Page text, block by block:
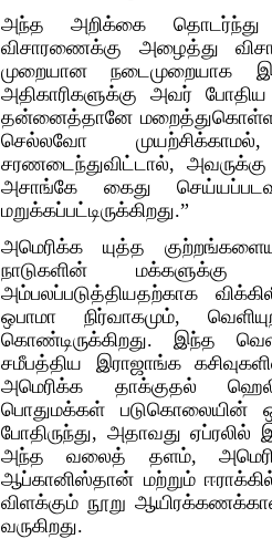
அந்த
அறிக்கை
தொடர்ந்து
விசாரணைக்கு
அழைத்து
முறையான
நடைமுறையாக
அதிகாரிகளுக்கு
அவர்
போதிய
தன்னைத்தானே
செல்லவோ
முயற்சிக்காமல்
சரணடைந்துவிட்டால்,அவருக்கு
அசாங்கே
கைது
மறுக்கப்பட்டிருக்கிறது.”
அமெரிக்க
யுத்த
நாடுகளின்
மக்களுக்கு
அம்பலப்படுத்தியதற்காக
ஒபாமா
நிர்வாகமும்,
கொண்டிருக்கிறது. இந்த
சமீபத்திய
இராஜாங்க
அமெரிக்க
தாக்குதல்
பொதுமக்கள்
படுகொலையின்
போதிருந்து, அதாவது ஏப்ரலில்
அந்த
வலைத் தளம்,
ஆப்கானிஸ்தான் மற்றும்
விளக்கும் நூறு
வருகிறது.